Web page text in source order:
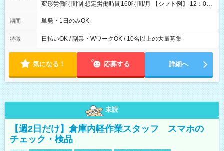
変形労働時間制 想定労働時間160時間/月 【シフト例】 12：00
～22：00
期間 単発・1日のみOK
特徴 日払いOK / 副業・WワークOK / 10名以上の大量募集
気になる！ 応募する 詳細へ
未読
【週2日だけ】倉庫内軽作業スタッフ スマホの
チェック・検品